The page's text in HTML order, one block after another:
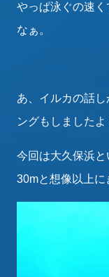
やっぱ泳ぐの速
なぁ。
あ、イルカの話
ングもしましたよ
今回は大久保浜
30mと想像以上に